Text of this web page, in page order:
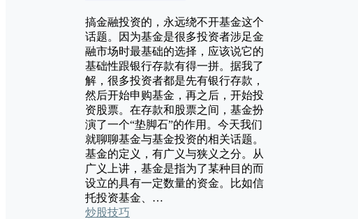
搞金融投资的，永远绕不开基金这个
话题。因为基金是很多投资者涉足金
融市场时最基础的选择，应该说它的
基础性跟银行存款有得一拼。据我了
解，很多投资者都是先有银行存款，
然后开始申购基金，再之后，开始投
资股票。在存款和股票之间，基金扮
演了一个“垫脚石”的作用。今天我们
就聊聊基金与基金投资的相关话题。
基金的定义，有广义与狭义之分。从
广义上讲，基金是指为了某种目的而
设立的具有一定数量的资金。比如信
托投资基金、…
炒股技巧